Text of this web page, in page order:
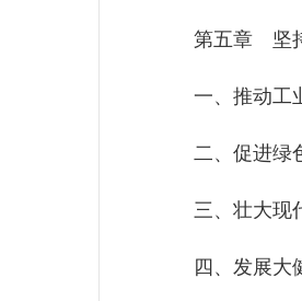
第五章 坚持
一、推动工
二、促进绿
三、壮大现
四、发展大